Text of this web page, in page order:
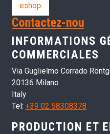
eshop
Contactez-nou
INFORMATIONS
COMMERCIALES
Via Guglielmo Corrado
20136 Milano
Italy
Tel: +39 02 58308378
PRODUCTION ET